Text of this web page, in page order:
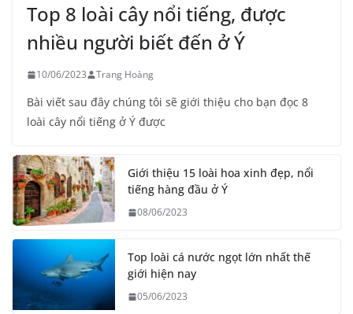
Top 8 loài cây nổi tiếng, được
nhiều người biết đến ở Ý
10/06/2023 Trang Hoàng
Bài viết sau đây chúng tôi sẽ giới thiệu cho bạn đọc 8
loài cây nổi tiếng ở Ý được
Giới thiệu 15 loài hoa xinh đẹp, nổi
tiếng hàng đầu ở Ý
08/06/2023
Top loài cá nước ngọt lớn nhất thế
giới hiện nay
05/06/2023